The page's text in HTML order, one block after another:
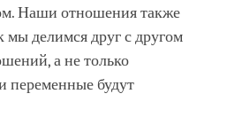
Наши отношения также
мы делимся друг с другом
а не только
переменные будут